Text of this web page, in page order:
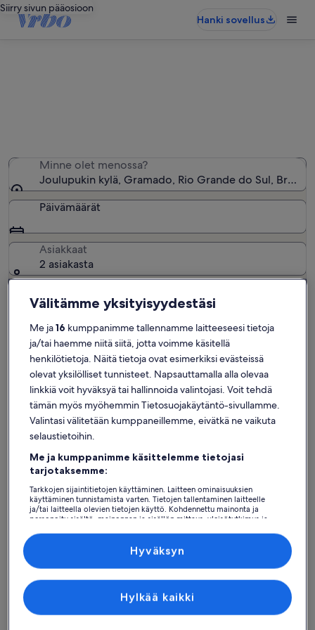
Siirry sivun pääosioon
Hanki sovellus
Minne olet menossa?
Joulupukin kylä, Gramado, Rio Grande do Sul, Brasilia
Päivämäärät
Asiakkaat
2 asiakasta
Hae
Vila Suíça Loma-asunnot lähellä kohdetta Joulupukin kylä
Jos haluat majoittua kohteen Joulupukin kylä lähellä, selaa ja tutki
yksityisiä loma-asuntoja löytääksesi täydellisen majoituksen
ystävien kanssa, sinulla on käytössäsi parhaat mukavuudet ihanaan
lomaan kaukana kotoa, kuten vaikkapa Wi-Fi ja pyykinpesukone sekä
tarpeisiin. Valikoimissamme on muun muassa esteettömiä tai
savuttomia majapaikkoja.
Löydä tyyliisi sopivia majoituspaikkoja
Hae taloja Hae huoneistoja/asuntoja hae mökkejä
Välitämme yksityisyydestäsi
Me ja16 kumppanimme tallennamme laitteeseesi tietoja
ja/tai haemme niitä siitä, jotta voimme käsitellä
henkilötietoja. Näitä tietoja ovat esimerkiksi evästeissä
olevat yksilölliset tunnisteet. Napsauttamalla alla olevaa
linkkiä voit hyväksyä tai hallinnoida valintojasi. Voit tehdä
tämän myös myöhemmin Tietosuojakäytäntö-sivullamme.
Valintasi välitetään kumppaneillemme, eivätkä ne vaikuta
selaustietoihin.
Me ja kumppanimme käsittelemme tietojasi
tarjotaksemme:
Tarkkojen sijaintitietojen käyttäminen. Laitteen ominaisuuksien
käyttäminen tunnistamista varten. Tietojen tallentaminen laitteelle
ja/tai laitteella olevien tietojen käyttö. Kohdennettu mainonta ja
personoitu sisältö, mainonnan ja sisällön mittaus, yleisötutkimus ja
Kumppanien (toimittajien) luettelo
Hylkää kaikki
Hyväksyn